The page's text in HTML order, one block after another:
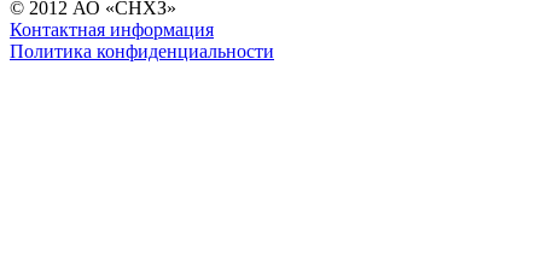
© 2012 АО «СНХЗ»
Контактная информация
Политика конфиденциальности